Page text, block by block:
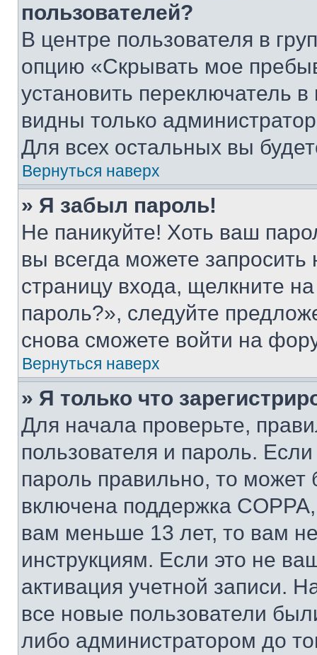
пользователей?
В центре пользователя в
опцию «Скрывать мое
установить переключатель
видны только
Для всех остальных вы
Вернуться наверх
» Я забыл пароль!
Не паникуйте! Хоть ваш
вы всегда можете
страницу входа, щелкните
пароль?», следуйте
снова сможете войти на
Вернуться наверх
» Я только что
Для начала проверьте,
пользователя и пароль.
пароль правильно, то может
включена поддержка
вам меньше 13 лет, то вам
инструкциям. Если это не
активация учетной записи.
все новые пользователи
либо администратором до